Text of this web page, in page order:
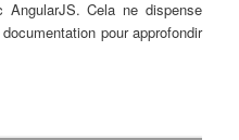
AngularJS. Cela ne dispense
pour approfondir